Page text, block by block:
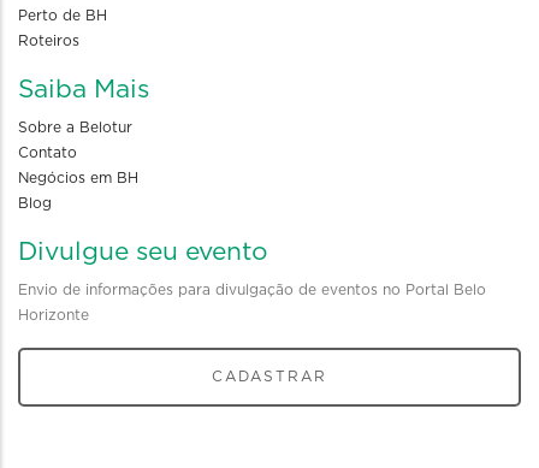
Perto de BH
Roteiros
Saiba Mais
Sobre a Belotur
Contato
Negócios em BH
Blog
Divulgue seu evento
Envio de informações para divulgação de eventos no Portal Belo
Horizonte
CADASTRAR